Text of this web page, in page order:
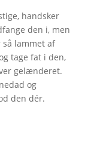
handsker
den i, men
så lammet af
tage fat i den,
gelænderet.
og
den dér.